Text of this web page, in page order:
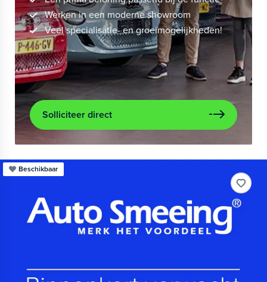
Werken in een moderne showroom
Veel specialisatie- en groeimogelijkheden!
Solliciteer direct
Beschikbaar